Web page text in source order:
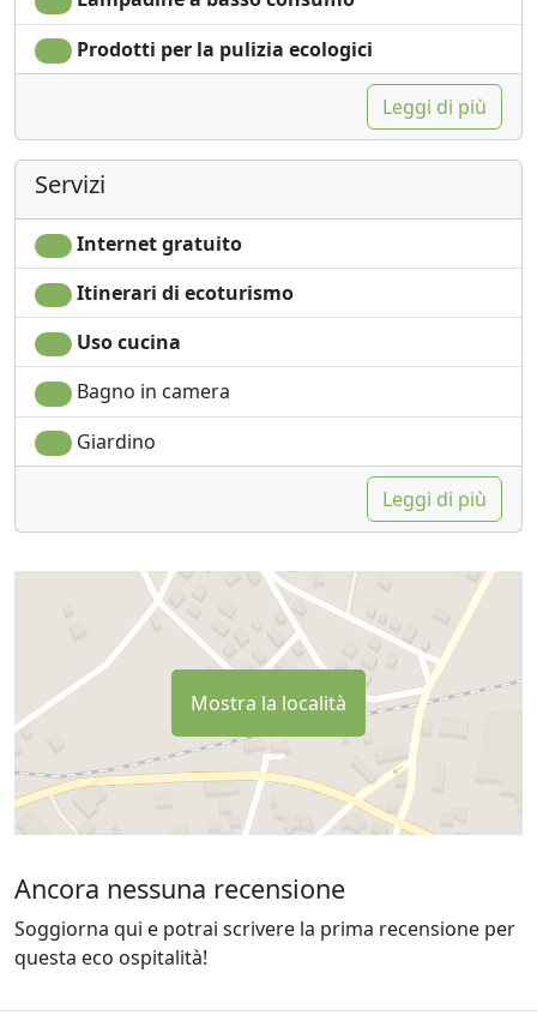
Prodotti per la pulizia ecologici
Leggi di più
Servizi
Internet gratuito
Itinerari di ecoturismo
Uso cucina
Bagno in camera
Giardino
Leggi di più
Mostra la località
Ancora nessuna recensione
Soggiorna qui e potrai scrivere la prima recensione per
questa eco ospitalità!